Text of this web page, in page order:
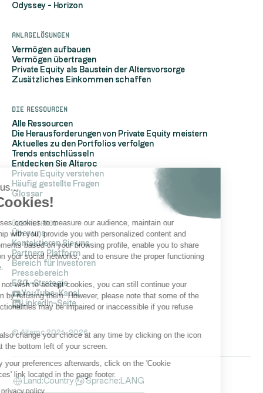
Hi, it's us...
the Cookies!
Altaroc uses cookies to measure our audience, maintain our
relationship with you, provide you with personalized content and
advertisements based on your browsing profile, enable you to share
content on your social networks, and to ensure the proper functioning
of its site.
If you do not wish to accept cookies, you can still continue your
navigation by refusing them. However, please note that some of the
site's functionalities may be impaired or inaccessible if you refuse
You can also change your choice at any time by clicking on the icon
located at the bottom left of your screen.
To modify your preferences afterwards, click on the 'Cookie
Preferences' link located in the page footer.
Read our privacy policy
Odyssey - Horizon
Anlagelösungen
Vermögen aufbauen
Vermögen übertragen
Private Equity als Baustein der Altersvorsorge
Zusätzliches Einkommen schaffen
Die Ressourcen
Alle Ressourcen
Die Herausforderungen von Private Equity meistern
Aktuelles zu den Portfolios verfolgen
Trends entschlüsseln
Entdecken Sie Altaroc
Private Equity verstehen
Häufig gestellte Fragen
Glossar
ÜberAltaroc
Über uns
Kontaktieren Sie uns
Partners Platform
Bereich für Investoren
Pressebereich
ESG-Strategie
YouTube-Kanal
LinkedIn-Seite
© Altaroc 2021 -2026
Land:Country Sprache: LANG